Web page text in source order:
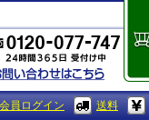
会員ログイン 送料